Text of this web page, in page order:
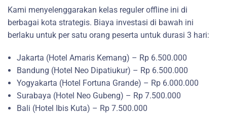
Kami menyelenggarakan kelas reguler offline ini di
berbagai kota strategis. Biaya investasi di bawah ini
berlaku untuk per satu orang peserta untuk durasi 3 hari:
Jakarta (Hotel Amaris Kemang) – Rp 6.500.000
Bandung (Hotel Neo Dipatiukur) – Rp 6.500.000
Yogyakarta (Hotel Fortuna Grande) – Rp 6.000.000
Surabaya (Hotel Neo Gubeng) – Rp 7.500.000
Bali (Hotel Ibis Kuta) – Rp 7.500.000